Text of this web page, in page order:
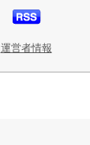
運営者情報